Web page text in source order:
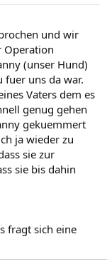
und wir
Operation
(unser Hund)
uns da war.
Vaters dem es
genug gehen
gekuemmert
ja wieder zu
sie zur
sie bis dahin
fragt sich eine